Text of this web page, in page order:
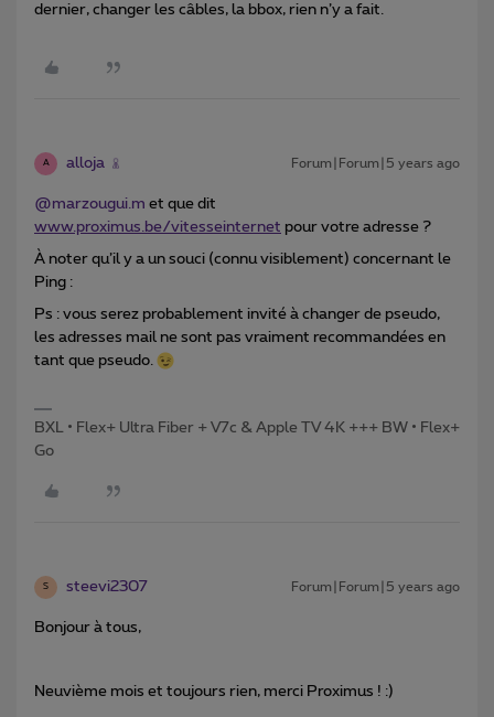
dernier, changer les câbles, la bbox, rien n’y a fait.
A alloja Forum|Forum|5 years ago
@marzougui.m et que dit
www.proximus.be/vitesseinternet pour votre adresse ?
À noter qu’il y a un souci (connu visiblement) concernant le
Ping :
Ps : vous serez probablement invité à changer de pseudo,
les adresses mail ne sont pas vraiment recommandées en
tant que pseudo.
BXL • Flex+ Ultra Fiber + V7c & Apple TV 4K +++ BW • Flex+
Go
S steevi2307 Forum|Forum|5 years ago
Bonjour à tous,
Neuvième mois et toujours rien, merci Proximus ! :)